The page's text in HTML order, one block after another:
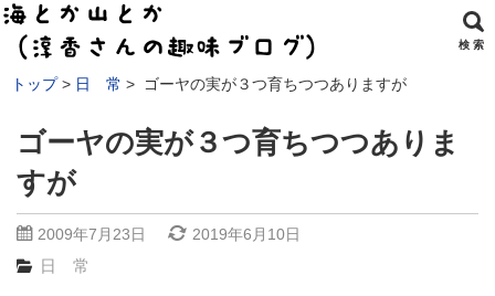
検 索
トップ 日 常 ゴーヤの実が３つ育ちつつありますが
ゴーヤの実が３つ育ちつつありま
すが
2009年7月23日 2019年6月10日
日 常